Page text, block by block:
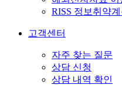
RISS 정보취약
고객센터
자주 찾는 질문
상담 신청
상담 내역 확인